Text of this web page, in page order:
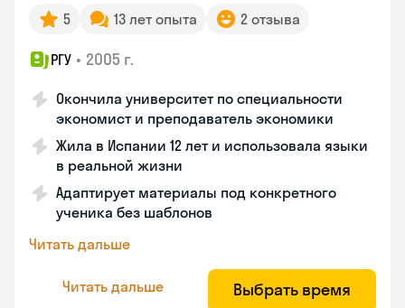
5 13 лет опыта 2 отзыва
РГУ • 2005 г.
Окончила университет по специальности
экономист и преподаватель экономики
Жила в Испании 12 лет и использовала языки
в реальной жизни
Адаптирует материалы под конкретного
ученика без шаблонов
Читать дальше
Читать дальше Выбрать время